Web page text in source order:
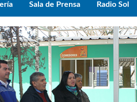
Sala de Prensa Radio Sol